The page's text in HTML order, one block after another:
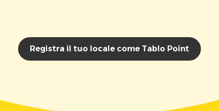
Registra il tuo locale come Tablo Point